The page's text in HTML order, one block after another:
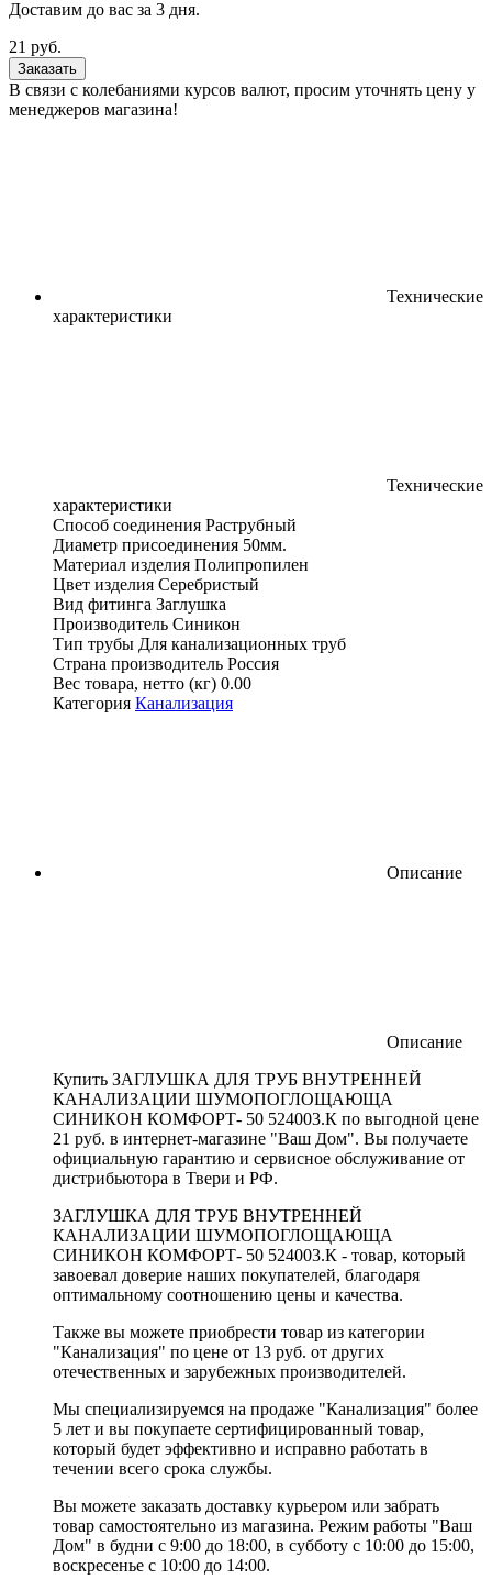
Доставим до вас за 3 дня.
21 руб.
Заказать
В связи с колебаниями курсов валют, просим уточнять цену у
менеджеров магазина!
Технические
характеристики
Технические
характеристики
Способ соединения Раструбный
Диаметр присоединения 50мм.
Материал изделия Полипропилен
Цвет изделия Серебристый
Вид фитинга Заглушка
Производитель Синикон
Тип трубы Для канализационных труб
Страна производитель Россия
Вес товара, нетто (кг) 0.00
Категория Канализация
Описание
Описание
Купить ЗАГЛУШКА ДЛЯ ТРУБ ВНУТРЕННЕЙ
КАНАЛИЗАЦИИ ШУМОПОГЛОЩАЮЩА
СИНИКОН КОМФОРТ- 50 524003.К по выгодной цене
21 руб. в интернет-магазине "Ваш Дом". Вы получаете
официальную гарантию и сервисное обслуживание от
дистрибьютора в Твери и РФ.
ЗАГЛУШКА ДЛЯ ТРУБ ВНУТРЕННЕЙ
КАНАЛИЗАЦИИ ШУМОПОГЛОЩАЮЩА
СИНИКОН КОМФОРТ- 50 524003.К - товар, который
завоевал доверие наших покупателей, благодаря
оптимальному соотношению цены и качества.
Также вы можете приобрести товар из категории
"Канализация" по цене от 13 руб. от других
отечественных и зарубежных производителей.
Мы специализируемся на продаже "Канализация" более
5 лет и вы покупаете сертифицированный товар,
который будет эффективно и исправно работать в
течении всего срока службы.
Вы можете заказать доставку курьером или забрать
товар самостоятельно из магазина. Режим работы "Ваш
Дом" в будни с 9:00 до 18:00, в субботу с 10:00 до 15:00,
воскресенье с 10:00 до 14:00.